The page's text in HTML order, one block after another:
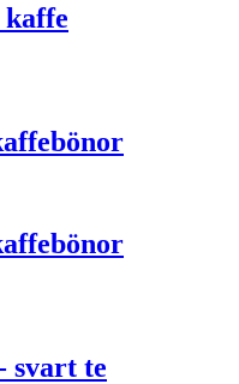
svart te